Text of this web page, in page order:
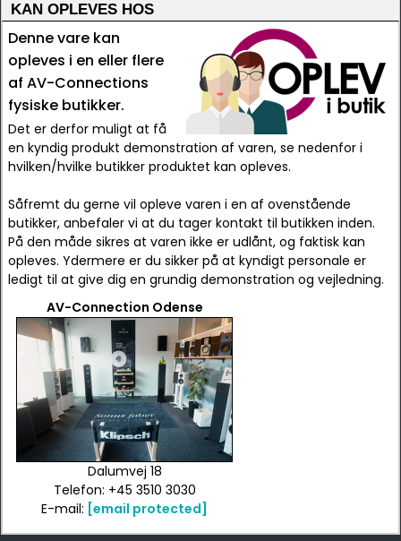
KAN OPLEVES HOS
Denne vare kan
opleves i en eller flere
af AV-Connections
fysiske butikker.
Det er derfor muligt at få
en kyndig produkt demonstration af varen, se nedenfor i
hvilken/hvilke butikker produktet kan opleves.
Såfremt du gerne vil opleve varen i en af ovenstående
butikker, anbefaler vi at du tager kontakt til butikken inden.
På den måde sikres at varen ikke er udlånt, og faktisk kan
opleves. Ydermere er du sikker på at kyndigt personale er
ledigt til at give dig en grundig demonstration og vejledning.
AV-Connection Odense
Dalumvej 18
Telefon: +45 3510 3030
E-mail: [email protected]